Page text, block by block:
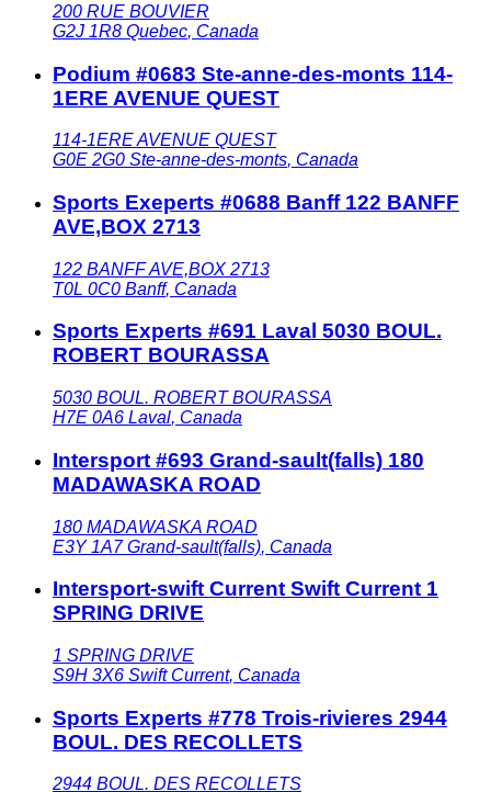
200 RUE BOUVIER
G2J 1R8 Quebec, Canada
Podium #0683 Ste-anne-des-monts 114-
1ERE AVENUE QUEST
114-1ERE AVENUE QUEST
G0E 2G0 Ste-anne-des-monts, Canada
Sports Exeperts #0688 Banff 122 BANFF
AVE,BOX 2713
122 BANFF AVE,BOX 2713
T0L 0C0 Banff, Canada
Sports Experts #691 Laval 5030 BOUL.
ROBERT BOURASSA
5030 BOUL. ROBERT BOURASSA
H7E 0A6 Laval, Canada
Intersport #693 Grand-sault(falls) 180
MADAWASKA ROAD
180 MADAWASKA ROAD
E3Y 1A7 Grand-sault(falls), Canada
Intersport-swift Current Swift Current 1
SPRING DRIVE
1 SPRING DRIVE
S9H 3X6 Swift Current, Canada
Sports Experts #778 Trois-rivieres 2944
BOUL. DES RECOLLETS
2944 BOUL. DES RECOLLETS